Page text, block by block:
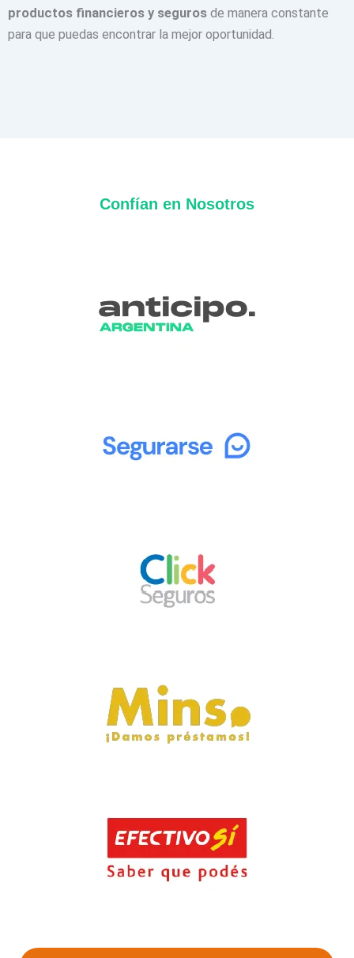
productos financieros y seguros de manera constante
para que puedas encontrar la mejor oportunidad.
Confían en Nosotros